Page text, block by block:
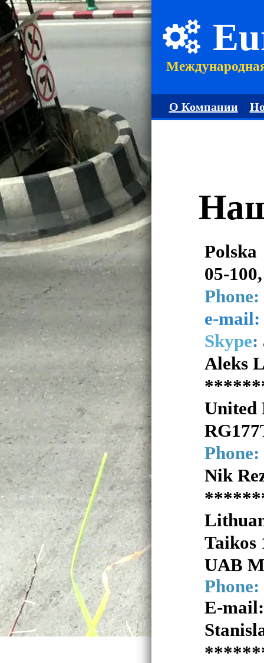
О Компании
Polska
05-
Phone:
e-mail:
Skype:
Aleks
Phone:
Nik
Taikos
UAB
Phone:
E-